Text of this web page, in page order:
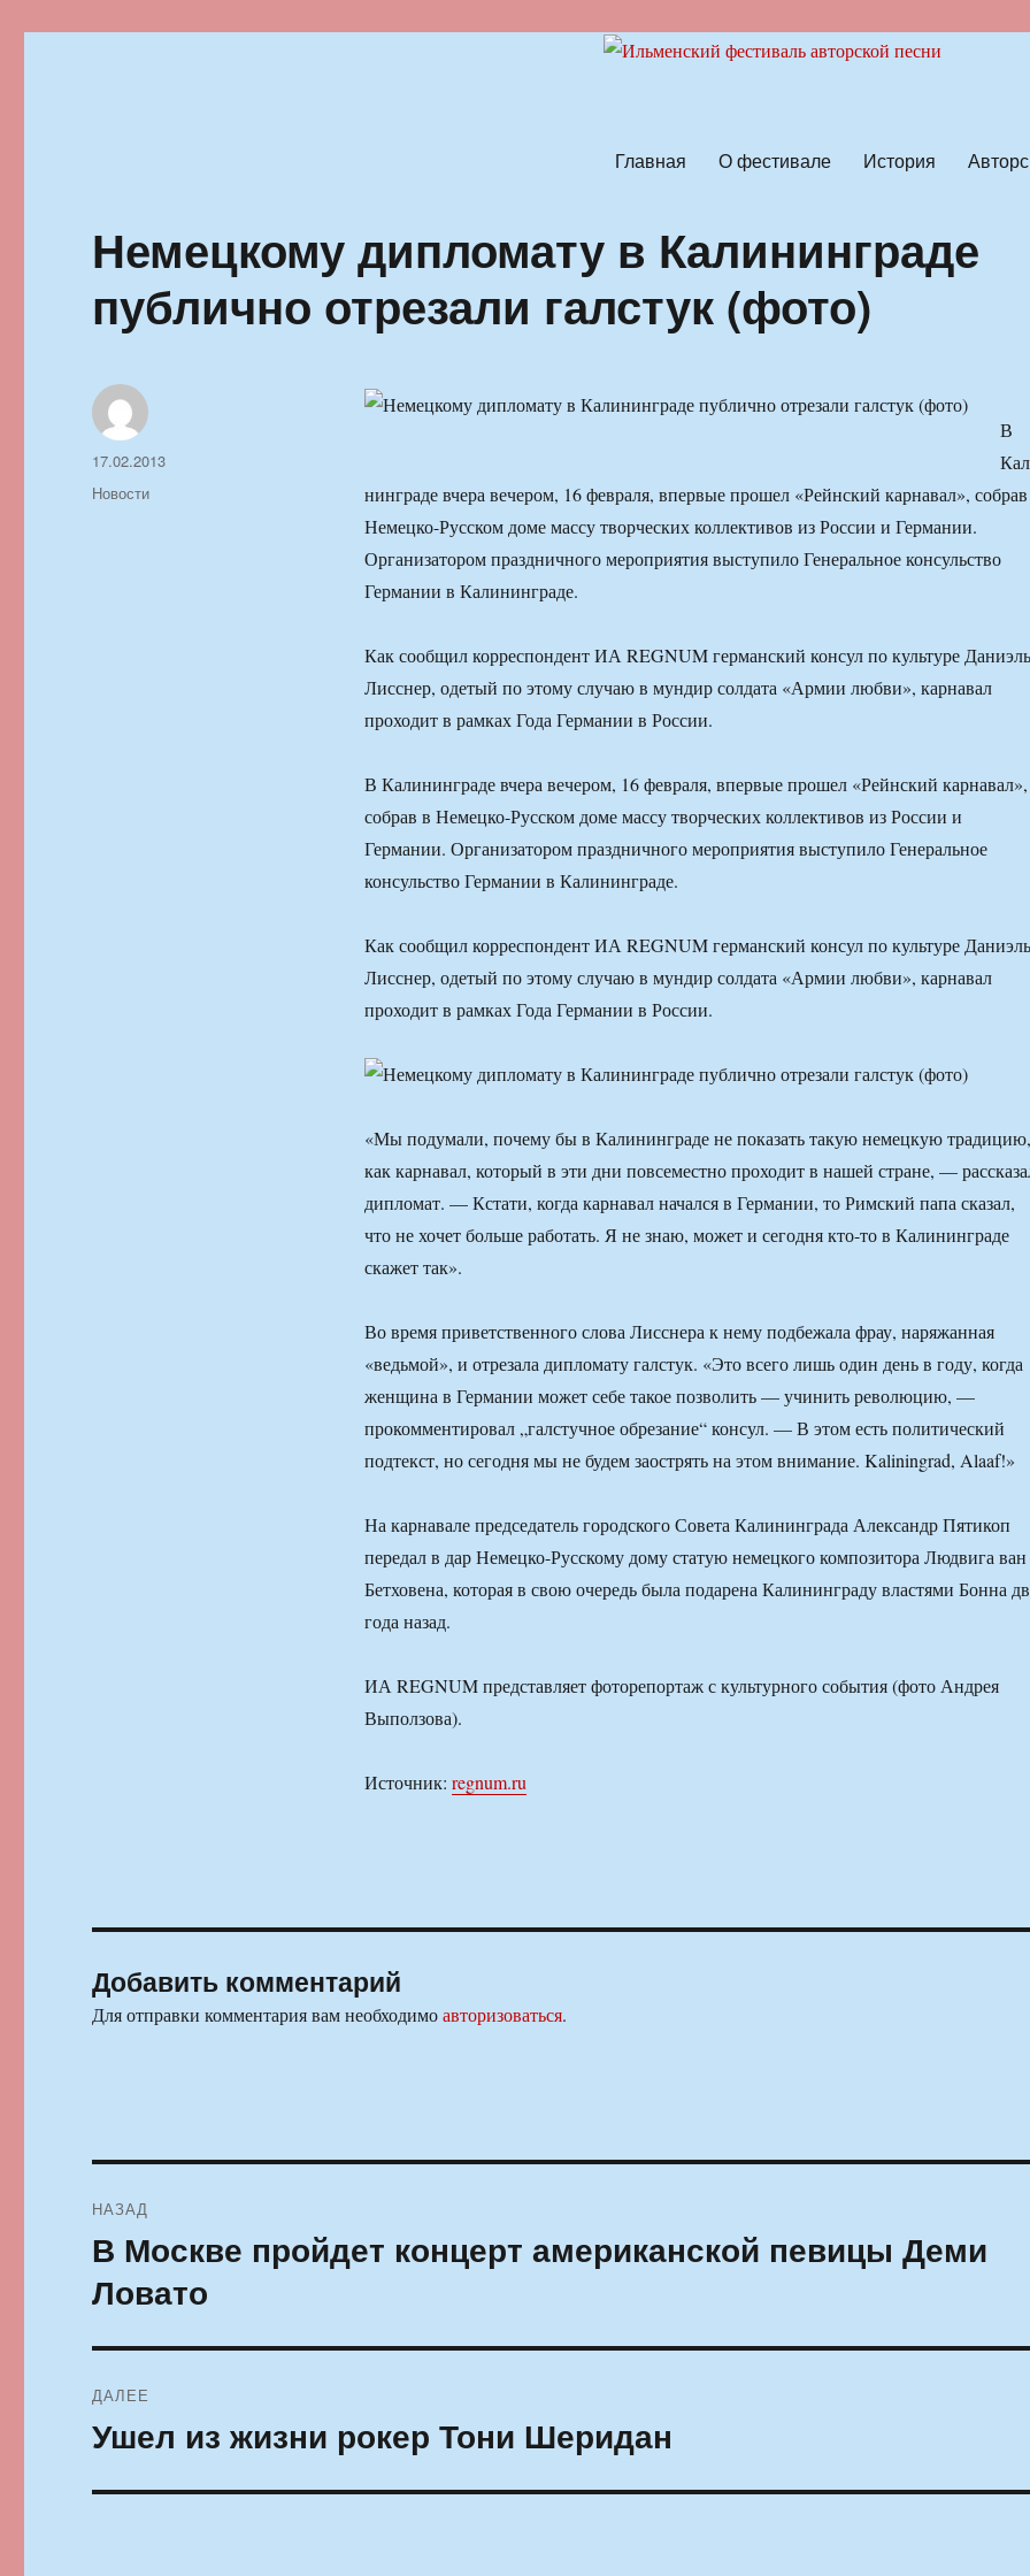
Главная О фестивале История
Немецкому дипломату в Калининграде
публично отрезали галстук (фото)
В
нинграде вчера вечером, 16 февраля, впервые прошел «Рейнский карнавал»,
Немецко-Русском доме массу творческих коллективов из России и Германии.
Организатором праздничного мероприятия выступило Генеральное консульство
Германии в Калининграде.
Как сообщил корреспондент ИА REGNUM германский консул по культуре Даниэль
Лисснер, одетый по этому случаю в мундир солдата «Армии любви», карнавал
проходит в рамках Года Германии в России.
В Калининграде вчера вечером, 16 февраля, впервые прошел «Рейнский карнавал»,
собрав в Немецко-Русском доме массу творческих коллективов из России и
Германии. Организатором праздничного мероприятия выступило Генеральное
консульство Германии в Калининграде.
Как сообщил корреспондент ИА REGNUM германский консул по культуре Даниэль
Лисснер, одетый по этому случаю в мундир солдата «Армии любви», карнавал
проходит в рамках Года Германии в России.
«Мы подумали, почему бы в Калининграде не показать такую немецкую традицию,
как карнавал, который в эти дни повсеместно проходит в нашей стране, —
дипломат. — Кстати, когда карнавал начался в Германии, то Римский папа сказал,
что не хочет больше работать. Я не знаю, может и сегодня кто-то в Калининграде
скажет так».
Во время приветственного слова Лисснера к нему подбежала фрау, наряжанная
«ведьмой», и отрезала дипломату галстук. «Это всего лишь один день в году, когда
женщина в Германии может себе такое позволить — учинить революцию, —
прокомментировал „галстучное обрезание“ консул. — В этом есть политический
подтекст, но сегодня мы не будем заострять на этом внимание. Kaliningrad, Alaaf!»
На карнавале председатель городского Совета Калининграда Александр Пятикоп
передал в дар Немецко-Русскому дому статую немецкого композитора Людвига ван
Бетховена, которая в свою очередь была подарена Калининграду властями Бонна
года назад.
ИА REGNUM представляет фоторепортаж с культурного события (фото Андрея
Выползова).
Источник: regnum.ru
Автор
Опубликовано
17.02.2013
Рубрики
Новости
Добавить комментарий
Для отправки комментария вам необходимоавторизоваться.
по
записям
НАЗАД
Предыдущая
В Москве пройдет концерт американской певицы Деми
Ловато
ДАЛЕЕ
Следующая
Ушел из жизни рокер Тони Шеридан